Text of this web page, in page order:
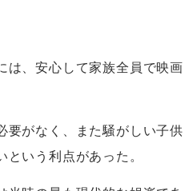
は、安心して家族全員で映画
要がなく、また騒がしい子供
いう利点があった。